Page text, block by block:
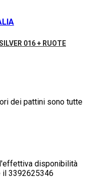
016 + RUOTE
dei pattini sono tutte
disponibilità
3392625346